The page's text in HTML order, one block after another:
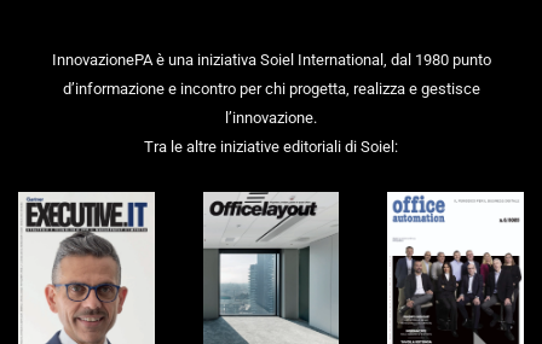
InnovazionePA è una iniziativa Soiel International, dal 1980 punto
d’informazione e incontro per chi progetta, realizza e gestisce
l’innovazione.
Tra le altre iniziative editoriali di Soiel: